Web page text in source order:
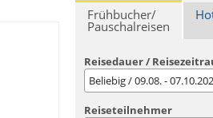
Frühbucher/
Pauschalreisen
Reisedauer /
Beliebig / 09.08. -
Reiseteilnehmer